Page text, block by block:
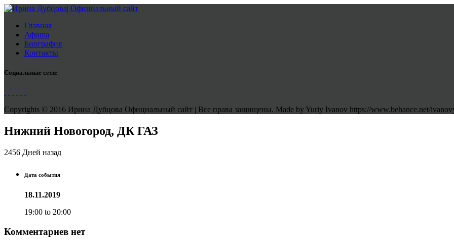
Главная
Афиша
Биография
Контакты
Социальные сети:
Copyrights © 2016 Ирина Дубцова Официальный сайт | Все права защищены. Made by Yuriy Ivanov https://www.behance.net/
Нижний Новогород, ДК ГАЗ
2456 Дней назад
Дата события
18.11.2019
19:00 to 20:00
Комментариев нет